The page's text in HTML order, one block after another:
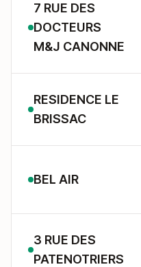
7 RUE DES
DOCTEURS
M&J CANONNE
RESIDENCE LE
BRISSAC
BEL AIR
3 RUE DES
PATENOTRIERS